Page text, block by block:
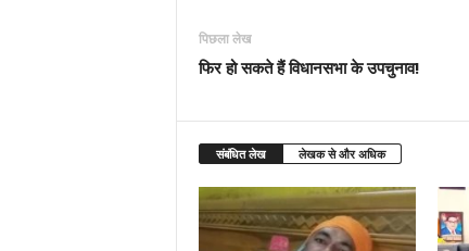
पिछला लेख
फिर हो सकते हैं विधानसभा के उपचुनाव!
संबंधित लेख लेखक से और अधिक